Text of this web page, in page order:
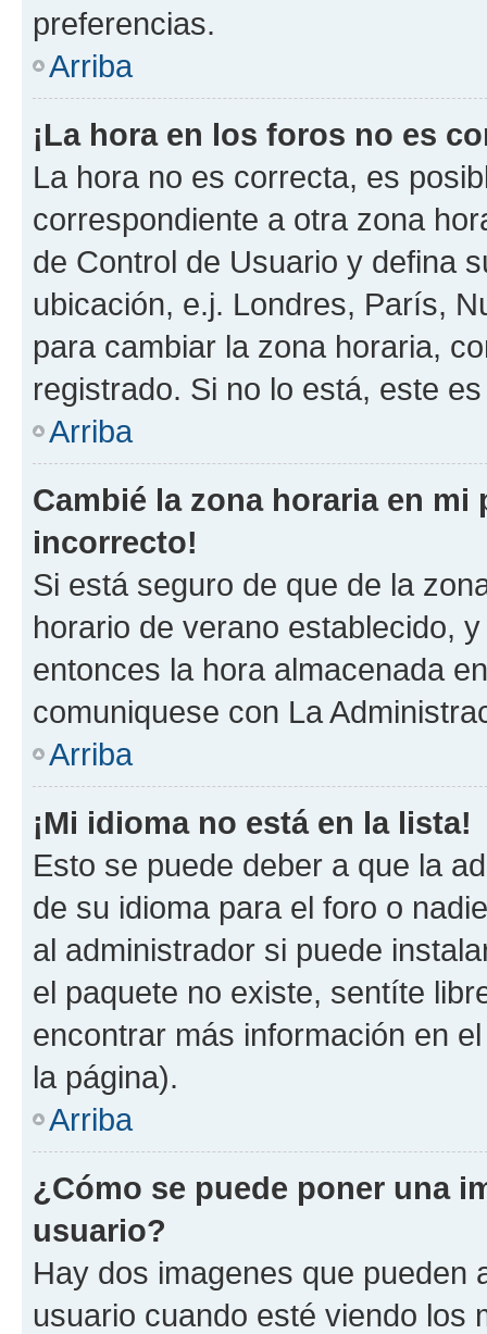
preferencias.
Arriba
¡La hora en los foros no es
La hora no es correcta, es
correspondiente a otra zona
de Control de Usuario y defina
ubicación, e.j. Londres, París,
para cambiar la zona horaria,
registrado. Si no lo está, este
Arriba
Cambié la zona horaria en
incorrecto!
Si está seguro de que de la
horario de verano establecido,
entonces la hora almacenada
comuniquese con La
Arriba
¡Mi idioma no está en la lista!
Esto se puede deber a que la
de su idioma para el foro o
al administrador si puede
el paquete no existe, sentíte
encontrar más información en
la página).
Arriba
¿Cómo se puede poner una
usuario?
Hay dos imagenes que pueden
usuario cuando esté viendo los